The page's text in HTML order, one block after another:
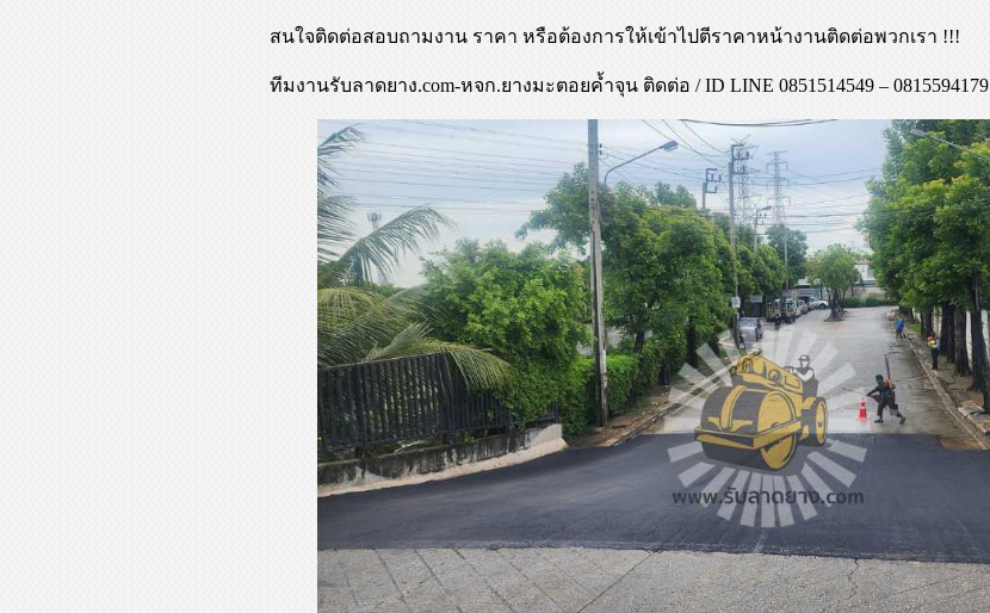
สนใจติดต่อสอบถามงาน ราคา หรือต้องการให้เข้าไปตีราคาหน้างานติดต่อพวกเรา !!!
ทีมงานรับลาดยาง.com-หจก.ยางมะตอยค้ำจุน ติดต่อ / ID LINE 0851514549 – 0815594179